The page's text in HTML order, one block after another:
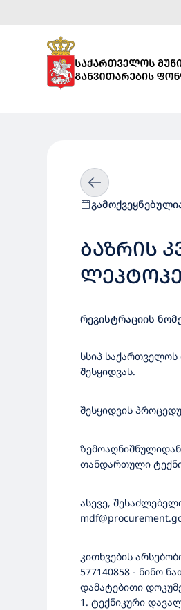
ᲑᲐᲖᲠᲘᲡ
რეგისტრაციის
სსიპ საქართველოს
შესყიდვას.
შესყიდვის
თანდართული
ასევე,
კითხვების
577140858 - ნინო
დამატებითი
1. ტექნიკური